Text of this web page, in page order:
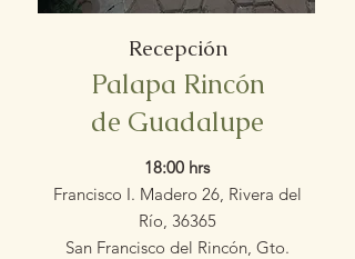
Recepción
Palapa Rincón
de Guadalupe
18:00 hrs
Francisco I. Madero 26, Rivera del
Río, 36365
San Francisco del Rincón, Gto.